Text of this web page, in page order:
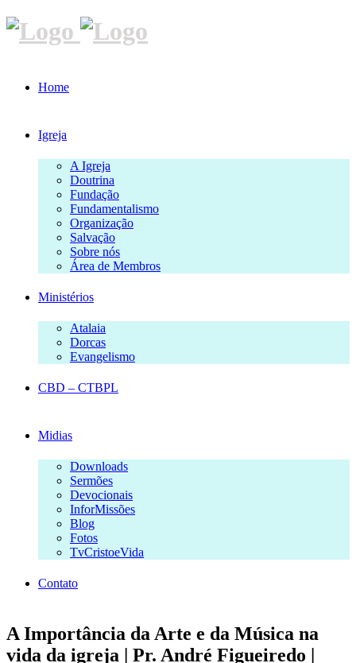
Home
Igreja
A Igreja
Doutrina
Fundação
Fundamentalismo
Organização
Salvação
Sobre nós
Área de Membros
Ministérios
Atalaia
Dorcas
Evangelismo
CBD – CTBPL
Midias
Downloads
Sermões
Devocionais
InforMissões
Blog
Fotos
TvCristoeVida
Contato
A Importância da Arte e da Música na
vida da igreja | Pr. André Figueiredo |